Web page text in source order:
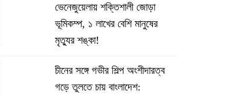
ভেনেজুয়েলায় শক্তিশালী জোড়া
ভূমিকম্প, ১ লাখের বেশি মানুষের
মৃত্যুর শঙ্কা!
চীনের সঙ্গে গভীর শিল্প অংশীদারত্ব
গড়ে তুলতে চায় বাংলাদেশ: